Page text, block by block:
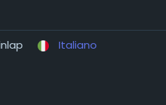
Italiano